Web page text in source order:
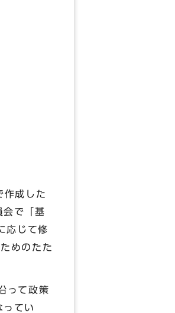
作成した
会で「基
応じて修
めのたた
って政策
てい